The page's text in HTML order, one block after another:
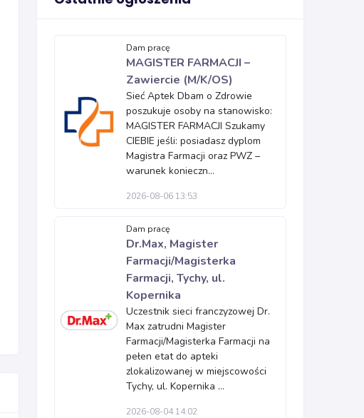
Dam pracę
MAGISTER FARMACJI –
Zawiercie (M/K/OS)
Sieć Aptek Dbam o Zdrowie
poszukuje osoby na stanowisko:
MAGISTER FARMACJI Szukamy
CIEBIE jeśli: posiadasz dyplom
Magistra Farmacji oraz PWZ –
warunek konieczn...
2026-08-06 13:53
Dam pracę
Dr.Max, Magister
Farmacji/Magisterka
Farmacji, Tychy, ul.
Kopernika
Uczestnik sieci franczyzowej Dr.
Max zatrudni Magister
Farmacji/Magisterka Farmacji na
pełen etat do apteki
zlokalizowanej w miejscowości
Tychy, ul. Kopernika ...
2026-08-04 14:02